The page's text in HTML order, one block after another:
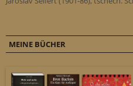
MEINE BÜCHER